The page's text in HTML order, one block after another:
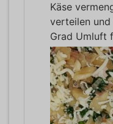
Käse
verteilen
Grad Umluft